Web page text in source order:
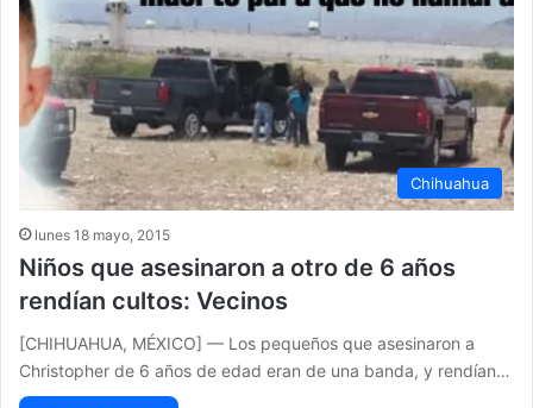
Chihuahua
lunes 18 mayo, 2015
Niños que asesinaron a otro de 6 años
rendían cultos: Vecinos
[CHIHUAHUA, MÉXICO] — Los pequeños que asesinaron a
Christopher de 6 años de edad eran de una banda, y rendían…